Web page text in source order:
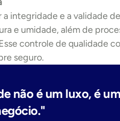
a integridade e a validade
e umidade, além de
controle de qualidade
seguro.
não é um luxo, é